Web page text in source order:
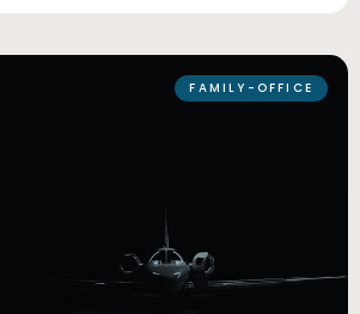
FAMILY-OFFICE